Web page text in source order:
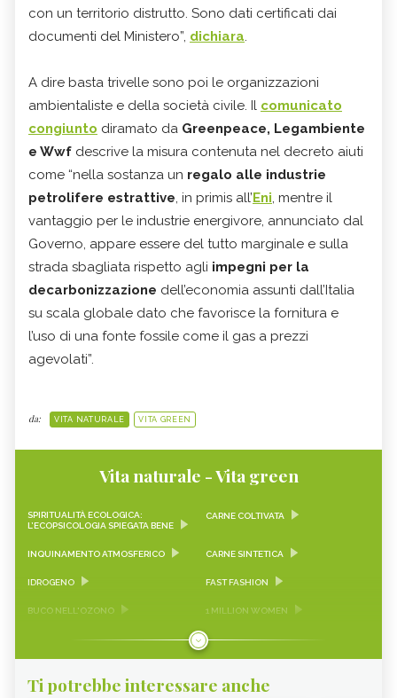
con un territorio distrutto. Sono dati certificati dai
documenti del Ministero”, dichiara.
A dire basta trivelle sono poi le organizzazioni
ambientaliste e della società civile. Il comunicato
congiunto diramato da Greenpeace, Legambiente
e Wwf descrive la misura contenuta nel decreto aiuti
come “nella sostanza un regalo alle industrie
petrolifere estrattive, in primis all’Eni, mentre il
vantaggio per le industrie energivore, annunciato dal
Governo, appare essere del tutto marginale e sulla
strada sbagliata rispetto agli impegni per la
decarbonizzazione dell’economia assunti dall’Italia
su scala globale dato che favorisce la fornitura e
l’uso di una fonte fossile come il gas a prezzi
agevolati”.
da: VITA NATURALE VITA GREEN
Vita naturale - Vita green
SPIRITUALITÀ ECOLOGICA:
L’ECOPSICOLOGIA SPIEGATA BENE
CARNE COLTIVATA
INQUINAMENTO ATMOSFERICO CARNE SINTETICA
IDROGENO FAST FASHION
BUCO NELL'OZONO 1 MILLION WOMEN
NAOMI KLEIN RISCALDAMENTO GLOBALE
TERRA DEI FUOCHI
Ti potrebbe interessare anche